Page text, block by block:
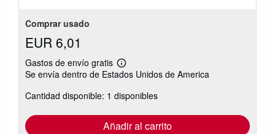
Comprar usado
EUR 6,01
Gastos de envío gratis
Más
información
las
tarifas
envío
Se envía dentro de Estados Unidos de America
Cantidad disponible: 1 disponibles
Añadir al carrito